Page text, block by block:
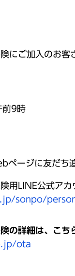
にご加入のお客
9時
ページに友だち
用LINE公式ア
sonpo/
の詳細は、こち
ota